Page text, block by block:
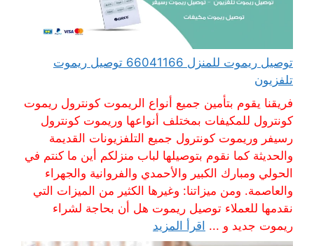
توصيل ريموت للمنزل 66041166 توصيل ريموت
تلفزيون
فريقنا يقوم بتأمين جميع أنواع الريموت كونترول ريموت
كونترول للمكيفات بمختلف أنواعها وريموت كونترول
رسيفر وريموت كونترول جميع التلفزيونات القديمة
والحديثة كما نقوم بتوصيلها لباب منزلكم أين ما كنتم في
الحولي ومبارك الكبير والأحمدي والفروانية والجهراء
والعاصمة. ومن ميزاتنا: وغيرها الكثير من الميزات التي
نقدمها للعملاء توصيل ريموت هل أن بحاجة لشراء
ريموت جديد و ... اقرأ المزيد